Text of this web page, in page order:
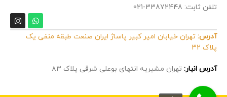
تلفن ثابت: 33872448-021
آدرس: تهران خیابان امیر کبیر پاساژ ایران صنعت طبقه منفی یک
پلاک 32
آدرس انبار: تهران مشیریه انتهای بوعلی شرقی پلاک ۸۳